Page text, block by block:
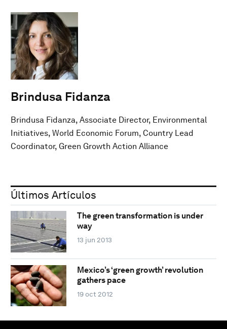
Brindusa Fidanza
Brindusa Fidanza, Associate Director, Environmental
Initiatives, World Economic Forum, Country Lead
Coordinator, Green Growth Action Alliance
Últimos Artículos
The green transformation is under
way
13 jun 2013
Mexico’s ‘green growth’ revolution
gathers pace
19 oct 2012